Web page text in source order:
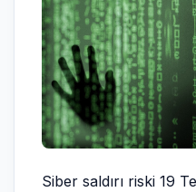
Siber saldırı riski 19